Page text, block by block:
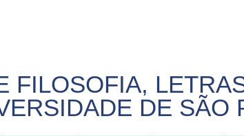
FILOSOFIA,
DE SÃO